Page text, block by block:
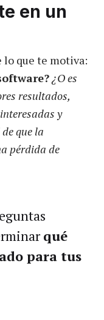
en un
lo que te motiva:
¿O es
resultados,
y
que la
pérdida de
qué
para tus